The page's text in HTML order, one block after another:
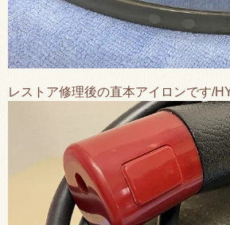
レストア修理後の直本アイロンです/